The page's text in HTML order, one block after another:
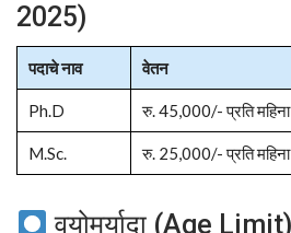
2025)
पदाचे नाव वेतन
Ph.D रु. 45,000/- प्रति
M.Sc. रु. 25,000/- प्रति
वयोमर्यादा (Age Limit)